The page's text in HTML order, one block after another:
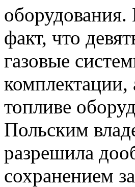
оборудования.
факт, что
газовые
комплектации,
топливе
Польским
разрешила
сохранением